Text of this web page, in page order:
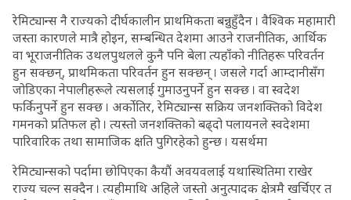
रेमिट्यान्स नै राज्यको दीर्घकालीन प्राथमिकता बन्नुहुँदैन । वैश्विक महामारी
जस्ता कारणले मात्रै होइन, सम्बन्धित देशमा आउने राजनीतिक, आर्थिक
वा भूराजनीतिक उथलपुथलले कुनै पनि बेला त्यहाँको नीतिहरू परिवर्तन
हुन सक्छन्, प्राथमिकता परिवर्तन हुन सक्छन् । जसले गर्दा आम्दानीसँग
जोडिएका नेपालीहरूले त्यसलाई गुमाउनुपर्ने हुन सक्छ । वा स्वदेश
फर्किनुपर्ने हुन सक्छ । अर्कोतिर, रेमिट्यान्स सक्रिय जनशक्तिको विदेश
गमनको प्रतिफल हो । त्यस्तो जनशक्तिको बढ्दो पलायनले स्वदेशमा
पारिवारिक तथा सामाजिक क्षति पुगिरहेको हुन्छ । यसर्थमा
रेमिट्यान्सको पर्दामा छोपिएका कैयौं अवयवलाई यथास्थितिमा राखेर
राज्य चल्न सक्दैन । त्यहीमाथि अहिले जस्तो अनुत्पादक क्षेत्रमै खर्चिएर त